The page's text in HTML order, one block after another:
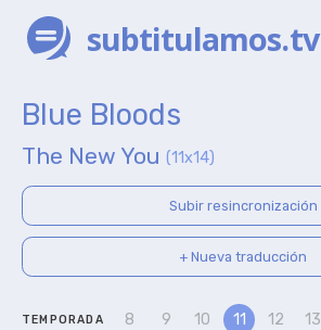
subtitulamos.tv
Blue Bloods
The New You (11x14)
Subir resincronización
+ Nueva traducción
TEMPORADA 8 9 10 11 12 13